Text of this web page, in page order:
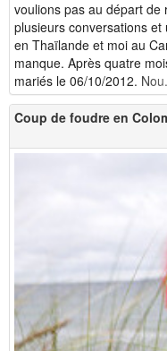
voulions pas au départ de
plusieurs conversations
en Thaïlande et moi au
manque. Après quatre
mariés le 06/10/2012.
Coup de foudre en